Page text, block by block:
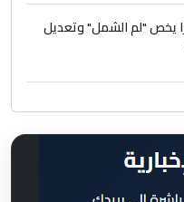
يخص "لم الشمل" وتعديل